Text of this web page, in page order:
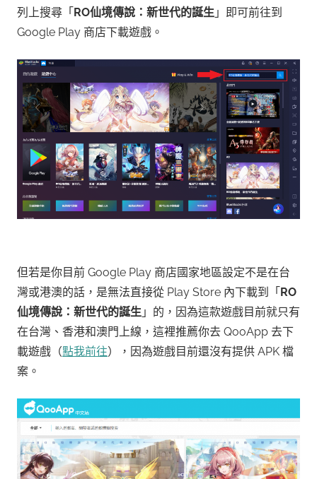
列上搜尋「 RO仙境傳說：新世代的誕生 」即可前往到
Google Play 商店下載遊戲。
但若是你目前 Google Play 商店國家地區設定不是在台
灣或港澳的話，是無法直接從 Play Store 內下載到「 RO
仙境傳說：新世代的誕生 」的，因為這款遊戲目前就只有
在台灣、香港和澳門上線，這裡推薦你去 QooApp 去下
載遊戲（點我前往），因為遊戲目前還沒有提供 APK 檔
案。